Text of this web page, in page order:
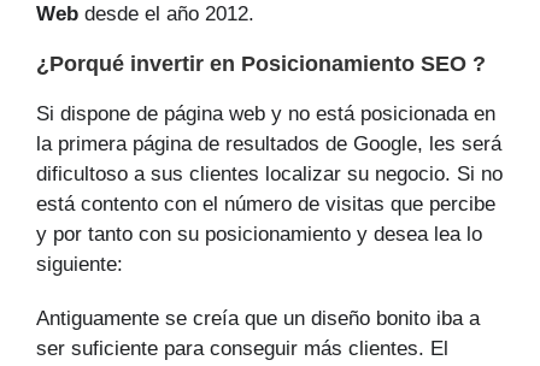
Web desde el año 2012.
¿Porqué invertir en Posicionamiento SEO ?
Si dispone de página web y no está posicionada en
la primera página de resultados de Google, les será
dificultoso a sus clientes localizar su negocio. Si no
está contento con el número de visitas que percibe
y por tanto con su posicionamiento y desea lea lo
siguiente:
Antiguamente se creía que un diseño bonito iba a
ser suficiente para conseguir más clientes. El